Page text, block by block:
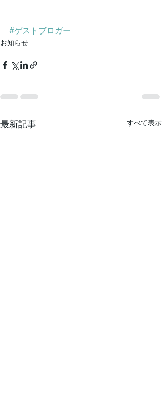
#ゲストブロガー
お知らせ
最新記事 すべて表示